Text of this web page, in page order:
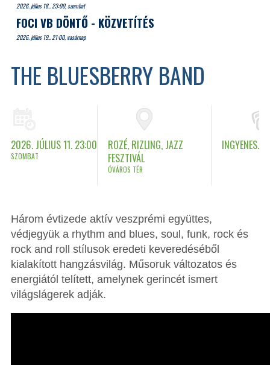
THE BLUESBERRY BAND
2026. JÚLIUS 11. 23:00
SZOMBAT
ROZÉ, RIZLING, JAZZ
FESZTIVÁL
ÓVÁROS TÉR
INGYENES.
Három évtizede aktív veszprémi együttes,
védjegyük a rhythm and blues, soul, funk, rock és
rock and roll stílusok eredeti keveredéséből
kialakított hangzásvilág. Műsoruk változatos és
energiától telített, amelynek gerincét ismert
világslágerek adják.
2026. július 18.. 23:00, szombat
FOCI VB DÖNTŐ - KÖZVETÍTÉS
2026. július 19.. 21:00, vasárnap